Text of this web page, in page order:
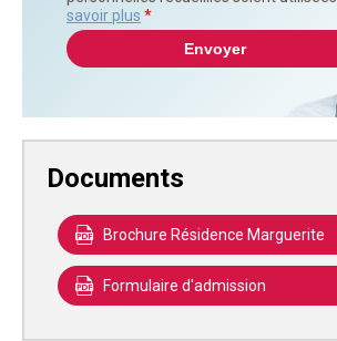
savoir plus *
Documents
Brochure Résidence Marguerite
Formulaire d'admission